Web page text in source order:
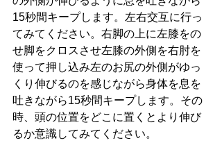
15秒間キープします。左右交互に行っ
てみてください。右脚の上に左膝をの
せ脚をクロスさせ左膝の外側を右肘を
使って押し込み左のお尻の外側がゆっ
くり伸びるのを感じながら身体を息を
吐きながら15秒間キープします。その
時、頭の位置をどこに置くとより伸び
るか意識してみてください。